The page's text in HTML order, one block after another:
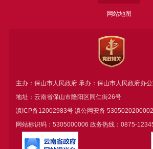
网站地图
主办：保山市人民政府 承办：保山市人民政府办
地址：云南省保山市隆阳区同仁街26号
滇ICP备12002983号滇公网安备
网站标识码：5305000006 政务热线：0875-